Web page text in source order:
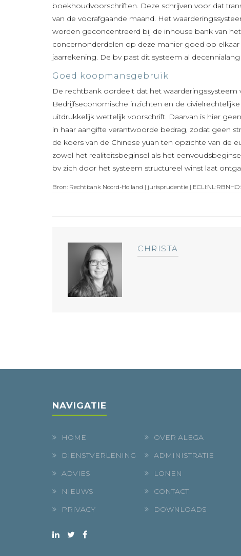
boekhoudvoorschriften. Deze schrijven voor dat
van de voorafgaande maand. Het
worden geconcentreerd bij de inhouse bank van
concernonderdelen op deze manier goed op
jaarrekening. De bv past dit systeem al
Goed koopmansgebruik
De rechtbank oordeelt dat het
Bedrijfseconomische inzichten en de
uitdrukkelijk wettelijk voorschrift. Daarvan is hier
in haar aangifte verantwoorde bedrag, zodat geen
de koers van de Chinese yuan ten opzichte van de
zowel het realiteitsbeginsel als het
bv zich door het systeem structureel winst laat
Bron: Rechtbank Noord-Holland | jurisprudentie |
CHRISTA
NAVIGATIE
HOME
OVER ALEGA
DIENSTVERLENING
ADMINISTRATIE
ADVIES
LONEN
NIEUWS
CONTACT
PRIVACY
DOWNLOADS